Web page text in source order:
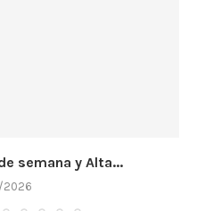
semana y Alta...